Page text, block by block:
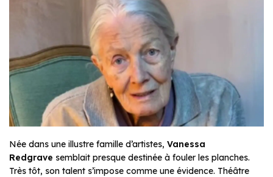
Née dans une illustre famille d’artistes, Vanessa
Redgrave semblait presque destinée à fouler les planches.
Très tôt, son talent s’impose comme une évidence. Théâtre